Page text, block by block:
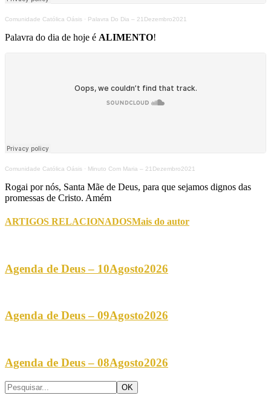
Comunidade Católica Oásis · Palavra Do Dia – 21Dezembro2021
Palavra do dia de hoje é ALIMENTO!
Comunidade Católica Oásis · Minuto Com Maria – 21Dezembro2021
Rogai por nós, Santa Mãe de Deus, para que sejamos dignos das
promessas de Cristo. Amém
ARTIGOS RELACIONADOSMais do autor
Agenda de Deus – 10Agosto2026
Agenda de Deus – 09Agosto2026
Agenda de Deus – 08Agosto2026